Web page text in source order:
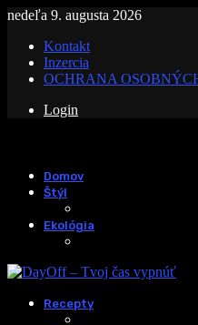
nedeľa 9. augusta 2026
Kontakt
Inzercia
OCHRANA
Login
Domov
Štýl
Ekológia
Recepty